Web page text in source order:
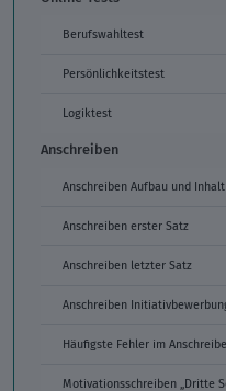
Berufswahltest
Persönlichkeitstest
Logiktest
Anschreiben
Anschreiben Aufbau und Inhalt
Anschreiben erster Satz
Anschreiben letzter Satz
Anschreiben
Häufigste Fehler im
Motivationsschreiben „Dritte